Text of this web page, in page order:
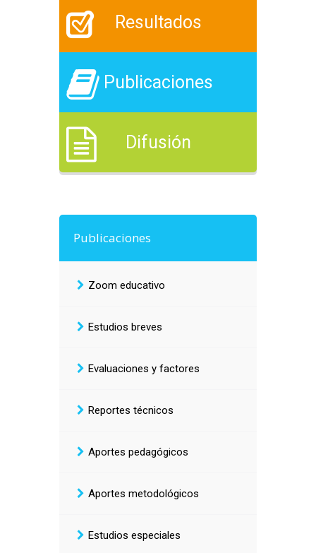
Resultados
Publicaciones
Difusión
Publicaciones
Zoom educativo
Estudios breves
Evaluaciones y factores
Reportes técnicos
Aportes pedagógicos
Aportes metodológicos
Estudios especiales